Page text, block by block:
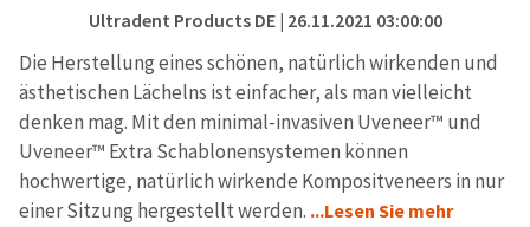
Ultradent Products DE| 26.11.2021 03:00:00
Die Herstellung eines schönen, natürlich wirkenden und
ästhetischen Lächelns ist einfacher, als man vielleicht
denken mag. Mit den minimal-invasiven Uveneer™ und
Uveneer™ Extra Schablonensystemen können
hochwertige, natürlich wirkende Kompositveneers in nur
einer Sitzung hergestellt werden. ...Lesen Sie mehr